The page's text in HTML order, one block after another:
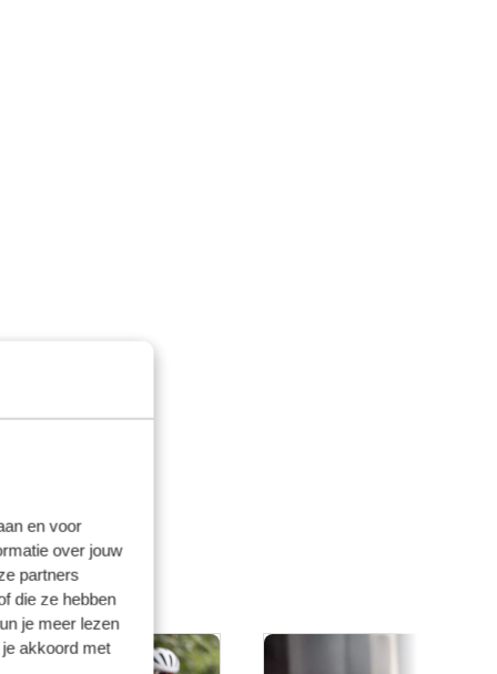
en voor
over jouw
partners
die ze hebben
je meer lezen
akkoord met